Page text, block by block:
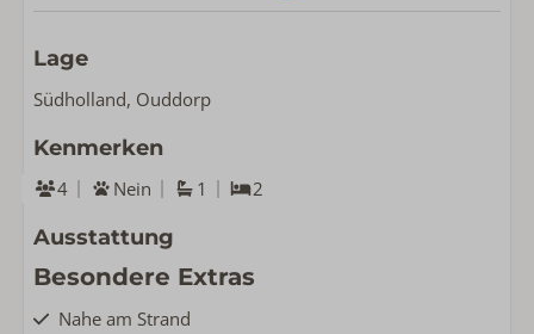
Lage
Südholland, Ouddorp
Kenmerken
4 Nein 1 2
Ausstattung
Besondere Extras
Nahe am Strand